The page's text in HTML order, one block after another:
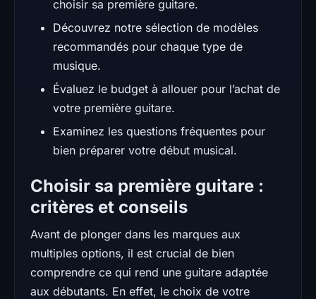
choisir sa première guitare.
Découvrez notre sélection de modèles
recommandés pour chaque type de
musique.
Évaluez le budget à allouer pour l’achat de
votre première guitare.
Examinez les questions fréquentes pour
bien préparer votre début musical.
Choisir sa première guitare :
critères et conseils
Avant de plonger dans les marques aux
multiples options, il est crucial de bien
comprendre ce qui rend une guitare adaptée
aux débutants. En effet, le choix de votre